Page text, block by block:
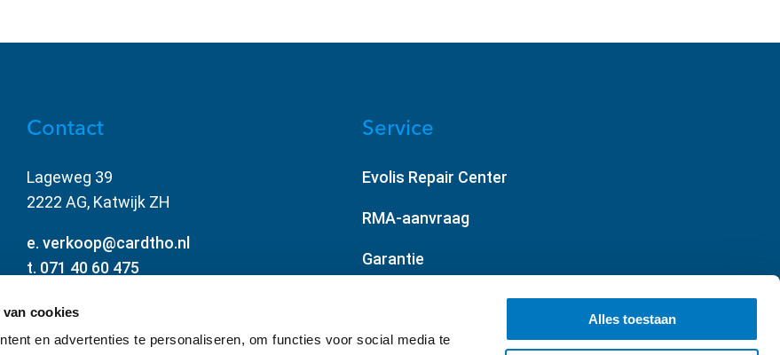
cookies
en advertenties te personaliseren, om functies voor social media te
Alles toestaan
Contact
Lageweg 39
2222 AG, Katwijk ZH
e. verkoop@cardtho.nl
t. 071 40 60 475
BTW: NL004315510B01
KVK: 28051309
Service
Evolis Repair Center
RMA-aanvraag
Garantie
Algemene voorwaarden